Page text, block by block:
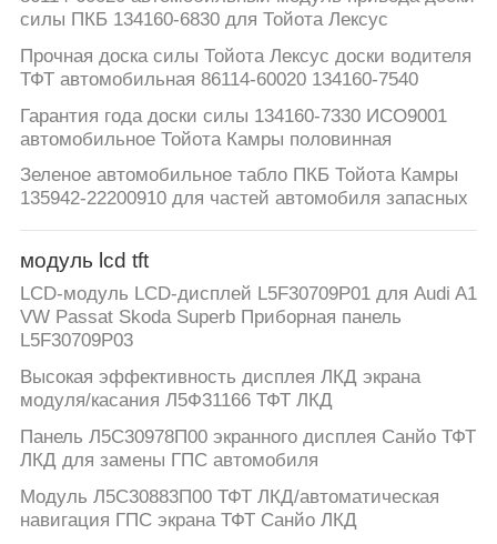
силы ПКБ 134160-6830 для Тойота Лексус
Прочная доска силы Тойота Лексус доски водителя
ТФТ автомобильная 86114-60020 134160-7540
Гарантия года доски силы 134160-7330 ИСО9001
автомобильное Тойота Камры половинная
Зеленое автомобильное табло ПКБ Тойота Камры
135942-22200910 для частей автомобиля запасных
модуль lcd tft
LCD-модуль LCD-дисплей L5F30709P01 для Audi A1
VW Passat Skoda Superb Приборная панель
L5F30709P03
Высокая эффективность дисплея ЛКД экрана
модуля/касания Л5Ф31166 ТФТ ЛКД
Панель Л5С30978П00 экранного дисплея Санйо ТФТ
ЛКД для замены ГПС автомобиля
Модуль Л5С30883П00 ТФТ ЛКД/автоматическая
навигация ГПС экрана ТФТ Санйо ЛКД